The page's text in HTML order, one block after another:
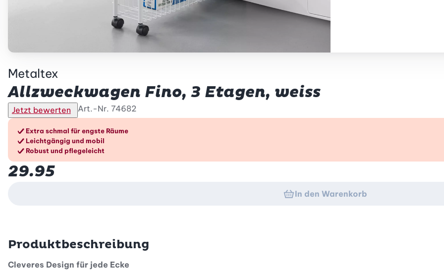
Metaltex
Allzweckwagen Fino, 3 Etagen, weiss
Jetzt bewerten Art.-Nr. 74682
Die Vorteile im Überblick
Extra schmal für engste Räume
Leichtgängig und mobil
Robust und pflegeleicht
29.95
In den Warenkorb
Produktbeschreibung
Cleveres Design für jede Ecke